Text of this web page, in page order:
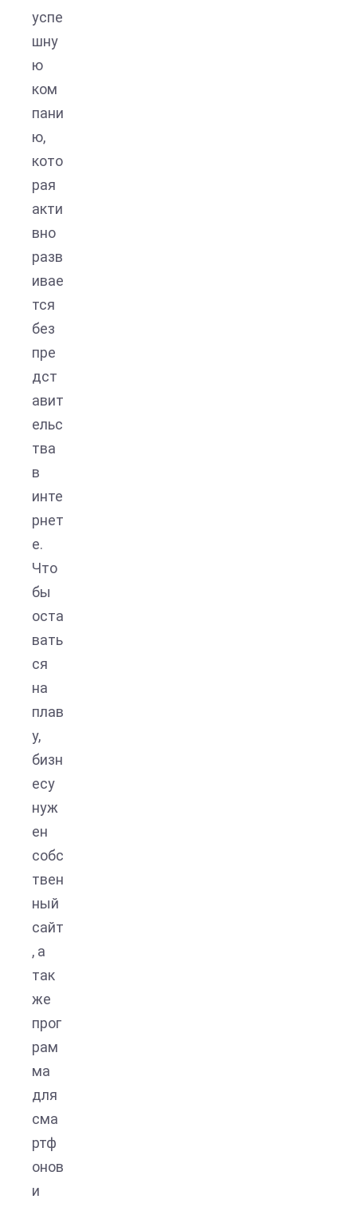
успе
шну
ю
ком
пани
ю,
кото
рая
акти
вно
разв
ивае
тся
без
пре
дст
авит
ельс
тва
в
инте
рнет
е.
Что
бы
оста
вать
ся
на
плав
у,
бизн
есу
нуж
ен
собс
твен
ный
сайт
, а
так
же
прог
рам
ма
для
сма
ртф
онов
и